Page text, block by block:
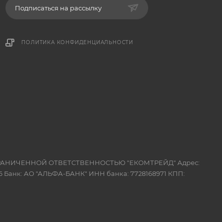
Подписаться на рассылку
ПОЛИТИКА КОНФИДЕНЦИАЛЬНОСТИ
ОТВЕТСТВЕННОСТЬЮ "ЕКОМТРЕЙД" Адрес:
АО "АЛЬФА-БАНК" ИНН банка: 7728168971 КПП: